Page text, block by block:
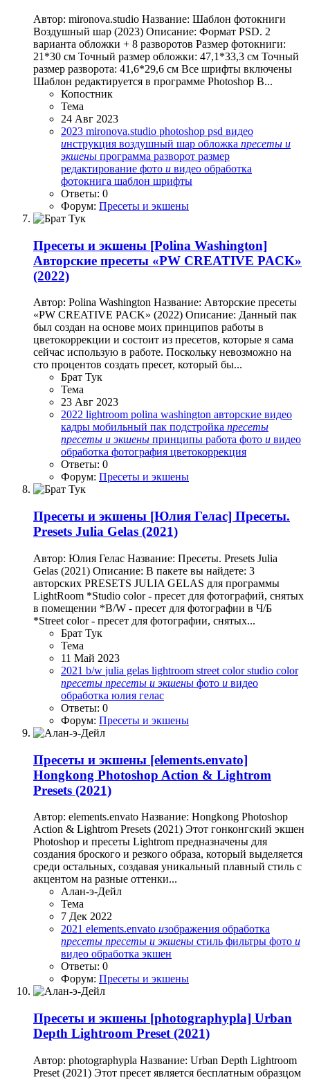
Автор: mironova.studio Название: Шаблон фотокниги
Воздушный шар (2023) Описание: Формат PSD. 2
варианта обложки + 8 разворотов Размер фотокниги:
21*30 см Точный размер обложки: 47,1*33,3 см Точный
размер разворота: 41,6*29,6 см Все шрифты включены
Шаблон редактируется в программе Photoshop В...
Копостник
Тема
24 Авг 2023
2023 mironova.studio photoshop psd видео
инструкция воздушный шар обложка пресеты и
экшены программа разворот размер
редактирование фото и видео обработка
фотокнига шаблон шрифты
Ответы: 0
Форум: Пресеты и экшены
Пресеты и экшены [Polina Washington]
Авторские пресеты «PW CREATIVE PACK»
(2022)
Автор: Polina Washington Название: Авторские пресеты
«PW CREATIVE PACK» (2022) Описание: Данный пак
был создан на основе моих принципов работы в
цветокоррекции и состоит из пресетов, которые я сама
сейчас использую в работе. Поскольку невозможно на
сто процентов создать пресет, который бы...
Брат Тук
Тема
23 Авг 2023
2022 lightroom polina washington авторские видео
кадры мобильный пак подстройка пресеты
пресеты и экшены принципы работа фото и видео
обработка фотография цветокоррекция
Ответы: 0
Форум: Пресеты и экшены
Пресеты и экшены [Юлия Гелас] Пресеты.
Presets Julia Gelas (2021)
Автор: Юлия Гелас Название: Пресеты. Presets Julia
Gelas (2021) Описание: В пакете вы найдете: 3
авторских PRESETS JULIA GELAS для программы
LightRoom *Studio color - пресет для фотографий, снятых
в помещении *B/W - пресет для фотографии в Ч/Б
*Street color - пресет для фотографии, снятых...
Брат Тук
Тема
11 Май 2023
2021 b/w julia gelas lightroom street colorstudio color
пресеты пресеты и экшены фото и видео
обработка юлия гелас
Ответы: 0
Форум: Пресеты и экшены
Пресеты и экшены [elements.envato]
Hongkong Photoshop Action & Lightrom
Presets (2021)
Автор: elements.envato Название: Hongkong Photoshop
Action & Lightrom Presets (2021) Этот гонконгский экшен
Photoshop и пресеты Lightrom предназначены для
создания броского и резкого образа, который выделяется
среди остальных, создавая уникальный плавный стиль с
акцентом на разные оттенки...
Алан-э-Дейл
Тема
7 Дек 2022
2021 elements.envato изображения обработка
пресеты пресеты и экшены стиль фильтры фото и
видео обработка экшен
Ответы: 0
Форум: Пресеты и экшены
Пресеты и экшены [photographypla] Urban
Depth Lightroom Preset (2021)
Автор: photographypla Название: Urban Depth Lightroom
Preset (2021) Этот пресет является бесплатным образцом